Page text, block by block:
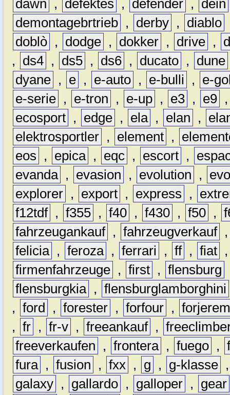
dawn , defektes , defender , dein
demontagebrtrieb , derby , diablo
doblò , dodge , dokker , drive ,
,
ds4 , ds5 , ds6 , ducato , dune
dyane , e , e-auto , e-bulli ,
e-
e-serie , e-tron , e-up , e3 , e9
ecosport , edge , ela , elan ,
elektrosportler , element ,
eos
, epica , eqc , escort ,
evanda , evasion , evolution ,
explorer , export , express ,
f12tdf , f355 , f40 , f430 , f50 ,
fahrzeugankauf , fahrzeugverkauf
felicia , feroza , ferrari , ff , fiat
firmenfahrzeuge , first , flensburg
flensburgkia , flensburglamborghini
, ford , forester , forfour ,
, fr , fr-v , freeankauf ,
freeverkaufen
, frontera , fuego ,
fura , fusion , fxx , g , g-klasse
galaxy , gallardo , galloper ,
gear